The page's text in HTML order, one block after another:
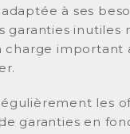
à ses
garanties inutiles
charge important
les
garanties en